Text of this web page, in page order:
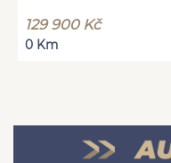
129 900 Kč
0 Km